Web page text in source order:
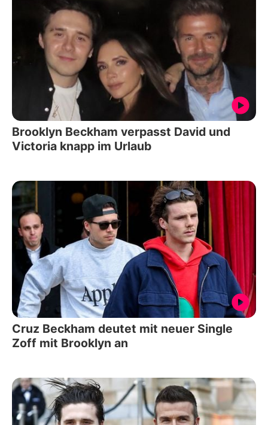
Brooklyn Beckham verpasst David und
Victoria knapp im Urlaub
Cruz Beckham deutet mit neuer Single
Zoff mit Brooklyn an